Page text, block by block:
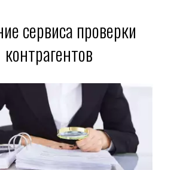
сервиса проверки
контрагентов